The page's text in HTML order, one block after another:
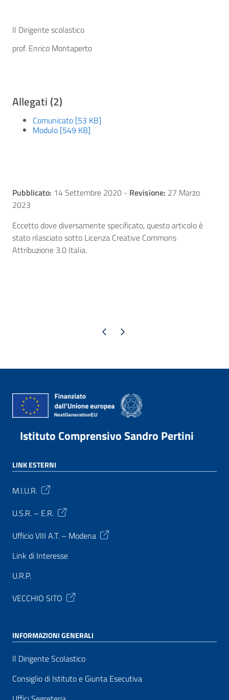
Il Dirigente scolastico
prof. Enrico Montaperto
Allegati (2)
Comunicato [53 KB]
Modulo [549 KB]
Pubblicato: 14 Settembre 2020 - Revisione: 27 Marzo
2023
Eccetto dove diversamente specificato, questo articolo è
stato rilasciato sotto Licenza Creative Commons
Attribuzione 3.0 Italia.
Pagina precedente
Pagina successiva
Istituto Comprensivo Sandro Pertini
LINK ESTERNI
M.I.U.R.
U.S.R. – E.R.
Ufficio VIII A.T. – Modena
Link di Interesse
U.R.P.
VECCHIO SITO
INFORMAZIONI GENERALI
Il Dirigente Scolastico
Consiglio di Istituto e Giunta Esecutiva